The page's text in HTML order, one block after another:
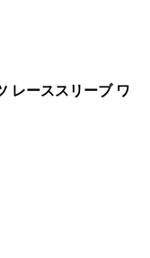
レーススリーブ ワ